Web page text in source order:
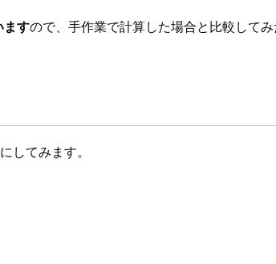
ますので、手作業で計算した場合と比較して
してみます。